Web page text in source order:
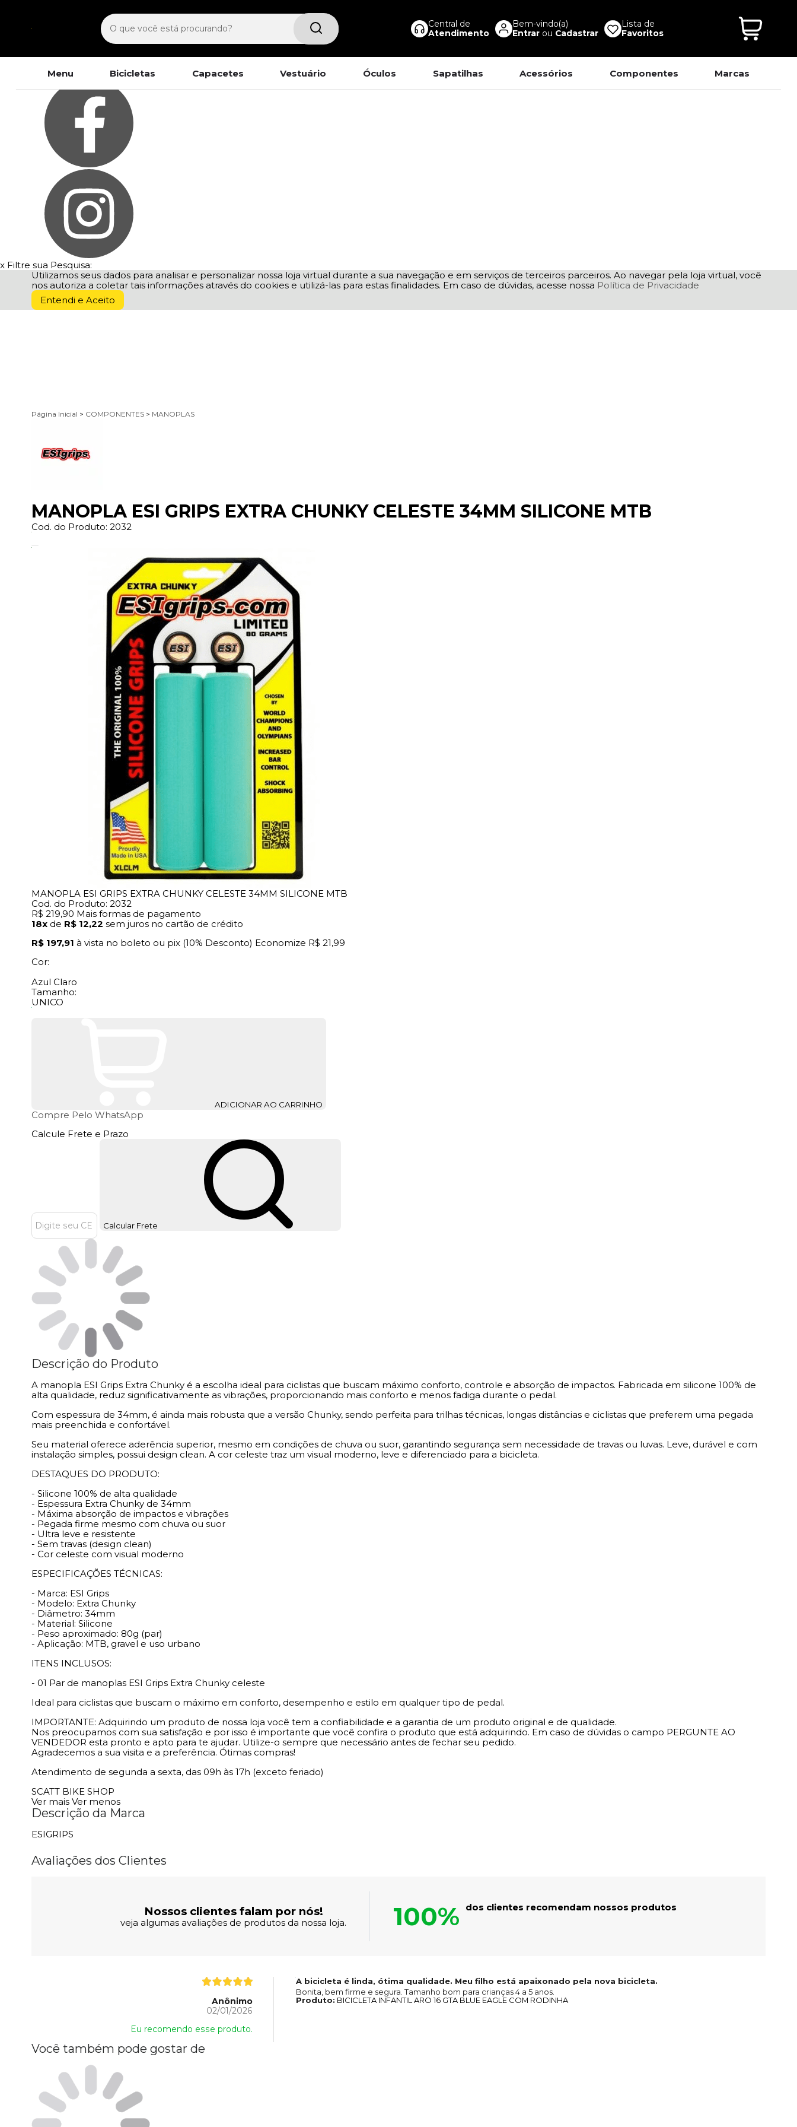
Lista de
x Filtre sua Pesquisa:
Utilizamos seus dados para analisar e personalizar nossa loja virtual durante a sua navegação e em serviços de terceiros parceiros. Ao navegar pela loja virtual, você
nos autoriza a coletar tais informações através do cookies e utilizá-las para estas finalidades. Em caso de dúvidas, acesse nossa Política de Privacidade
Entendi e Aceito
Central de
Atendimento
Bem-vindo(a)
Entrarou Cadastrar
Lista de
Favoritos
Menu Bicicletas Capacetes Vestuário Óculos Sapatilhas Acessórios Componentes Marcas
Página Inicial > COMPONENTES > MANOPLAS
MANOPLA ESI GRIPS EXTRA CHUNKY CELESTE 34MM SILICONE MTB
Cod. do Produto: 2032
MANOPLA ESI GRIPS EXTRA CHUNKY CELESTE 34MM SILICONE MTB
Cod. do Produto: 2032
R$ 219,90 Mais formas de pagamento
18x de R$ 12,22 sem juros no cartão de crédito
R$ 197,91 à vista no boleto ou pix (10% Desconto) Economize R$ 21,99
Cor:
Azul Claro
Tamanho:
UNICO
ADICIONAR AO CARRINHO
Compre Pelo WhatsApp
Calcule Frete e Prazo
Calcular Frete
Descrição do Produto
A manopla ESI Grips Extra Chunky é a escolha ideal para ciclistas que buscam máximo conforto, controle e absorção de impactos. Fabricada em silicone 100% de
alta qualidade, reduz significativamente as vibrações, proporcionando mais conforto e menos fadiga durante o pedal.
Com espessura de 34mm, é ainda mais robusta que a versão Chunky, sendo perfeita para trilhas técnicas, longas distâncias e ciclistas que preferem uma pegada
mais preenchida e confortável.
Seu material oferece aderência superior, mesmo em condições de chuva ou suor, garantindo segurança sem necessidade de travas ou luvas. Leve, durável e com
instalação simples, possui design clean. A cor celeste traz um visual moderno, leve e diferenciado para a bicicleta.
DESTAQUES DO PRODUTO:
- Silicone 100% de alta qualidade
- Espessura Extra Chunky de 34mm
- Máxima absorção de impactos e vibrações
- Pegada firme mesmo com chuva ou suor
- Ultra leve e resistente
- Sem travas (design clean)
- Cor celeste com visual moderno
ESPECIFICAÇÕES TÉCNICAS:
- Marca: ESI Grips
- Modelo: Extra Chunky
- Diâmetro: 34mm
- Material: Silicone
- Peso aproximado: 80g (par)
- Aplicação: MTB, gravel e uso urbano
ITENS INCLUSOS:
- 01 Par de manoplas ESI Grips Extra Chunky celeste
Ideal para ciclistas que buscam o máximo em conforto, desempenho e estilo em qualquer tipo de pedal.
IMPORTANTE: Adquirindo um produto de nossa loja você tem a confiabilidade e a garantia de um produto original e de qualidade.
Nos preocupamos com sua satisfação e por isso é importante que você confira o produto que está adquirindo. Em caso de dúvidas o campo PERGUNTE AO
VENDEDOR esta pronto e apto para te ajudar. Utilize-o sempre que necessário antes de fechar seu pedido.
Agradecemos a sua visita e a preferência. Ótimas compras!
Atendimento de segunda a sexta, das 09h às 17h (exceto feriado)
SCATT BIKE SHOP
Ver mais Ver menos
Descrição da Marca
ESIGRIPS
Avaliações dos Clientes
Nossos clientes falam por nós!
veja algumas avaliações de produtos da nossa loja. 100% dos clientes recomendam nossos produtos
Anônimo
02/01/2026
Eu recomendo esse produto.
A bicicleta é linda, ótima qualidade. Meu filho está apaixonado pela nova bicicleta.
Bonita, bem firme e segura. Tamanho bom para crianças 4 a 5 anos.
Produto: BICICLETA INFANTIL ARO 16 GTA BLUE EAGLE COM RODINHA
Você também pode gostar de